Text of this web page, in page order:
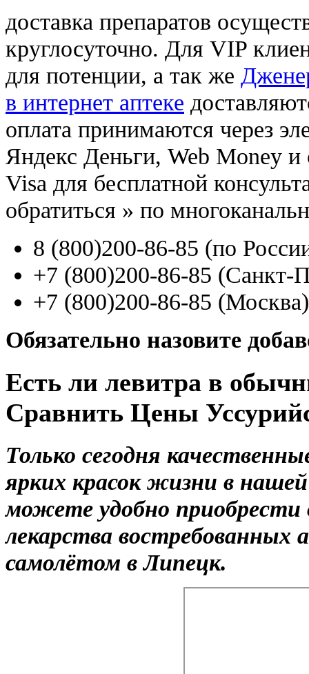
доставка препаратов
круглосуточно. Для VIP
для потенции, а так же
в интернет аптеке
оплата принимаются через
Яндекс Деньги, Web Money и
Visa для бесплатной
обратиться » по
8 (800)200-86-85 (по
+7 (800)200-86-85 (Санкт-
+7 (800)200-86-85 (Москва)
Обязательно назовите
Есть ли левитра в
Сравнить Цены
Только сегодня
ярких красок жизни в
можете удобно
лекарства востребованных
самолётом в Липецк.